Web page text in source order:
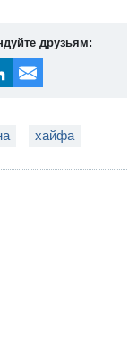
друзьям:
хайфа